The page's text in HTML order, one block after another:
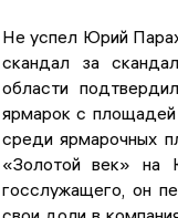
Не успел Юрий
скандал за
области
ярмарок с
среди ярмарочных
«Золотой век» на
госслужащего, он